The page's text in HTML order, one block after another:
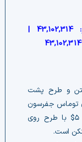
43,102,314
|
43,102,314
و طرح پشت
ظاهری توماس جفرسون
و طرح پشت اعلان استقلال است. ۵$ با طرح روی
است.